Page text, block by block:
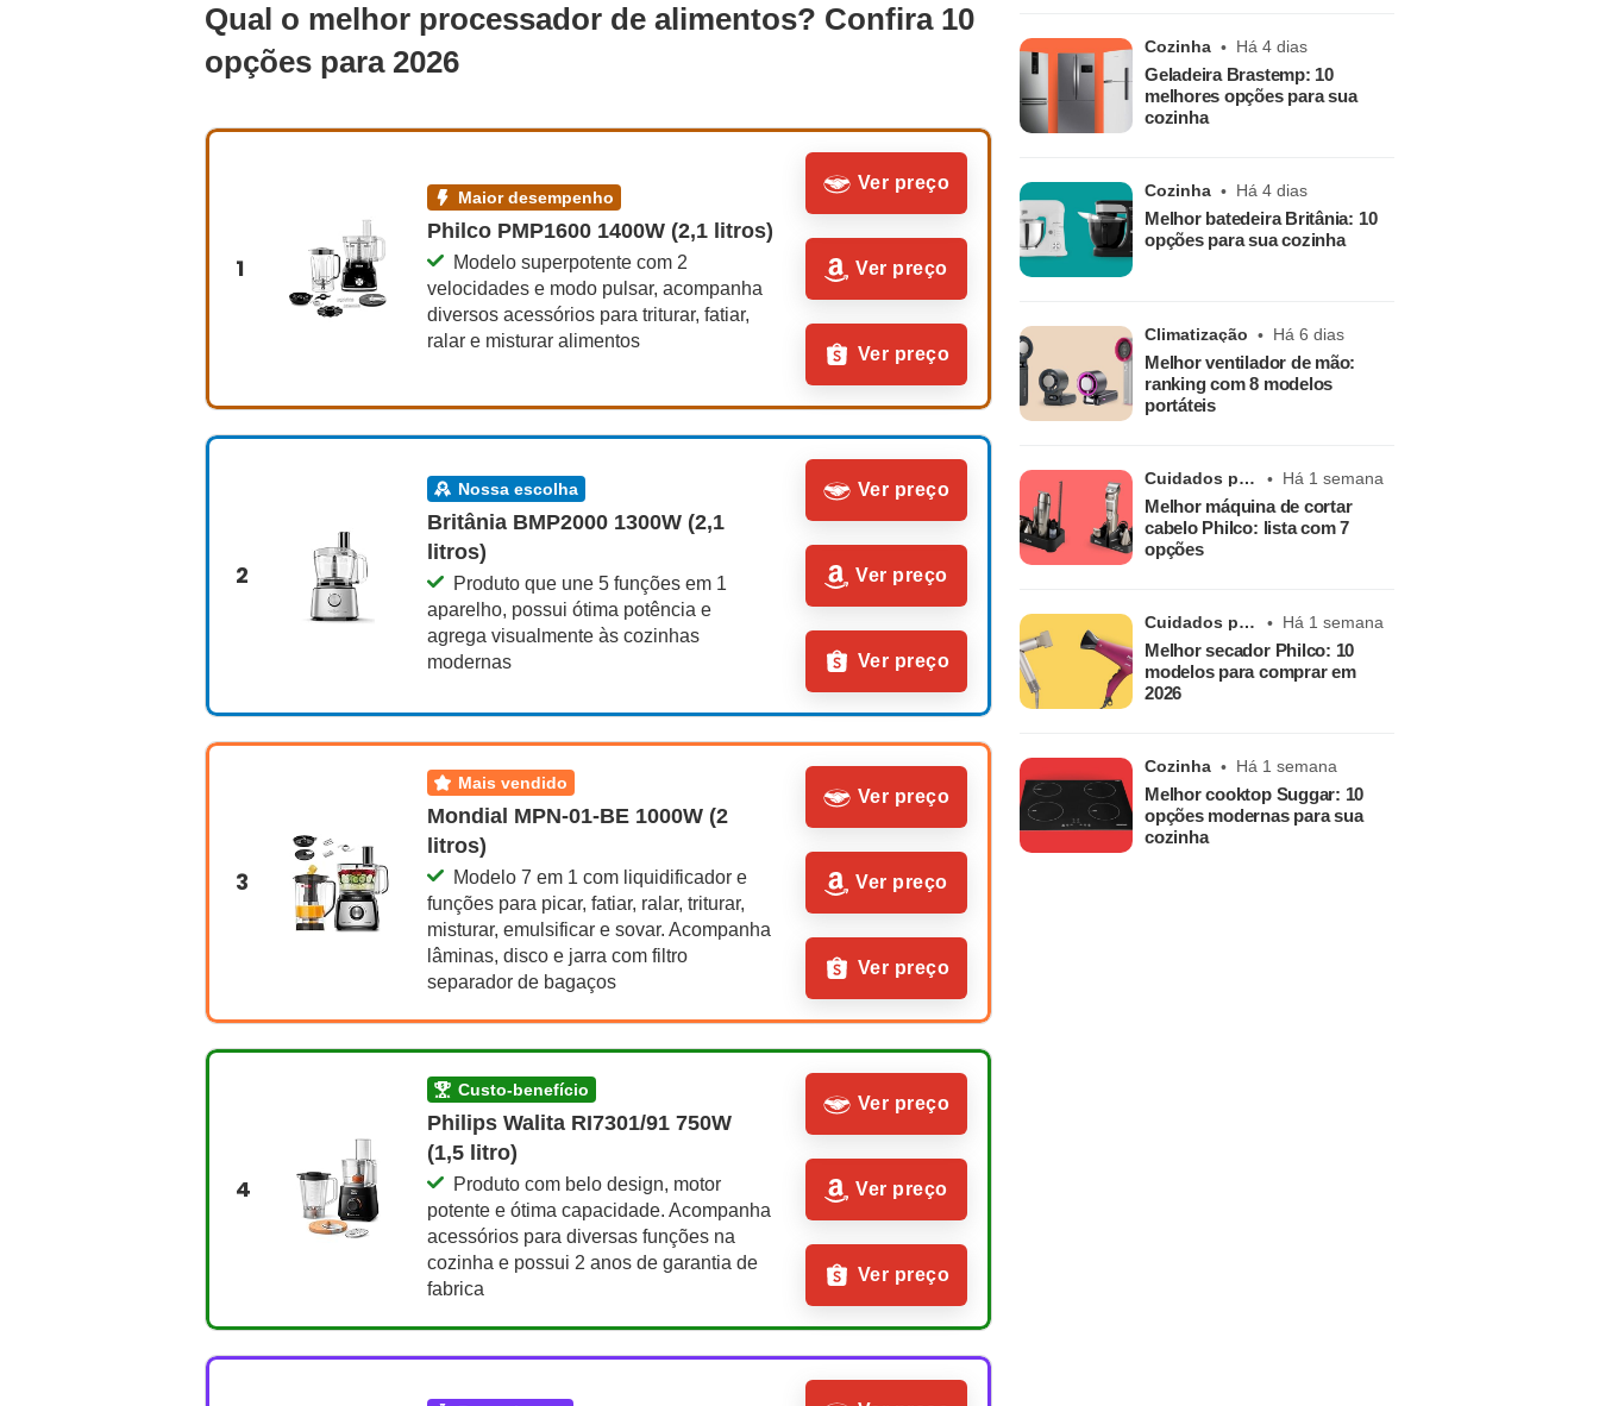
Qual o melhor processador de alimentos? Confira 10
opções para 2026
1
maior desempenho
Philco PMP1600 1400W (2,1 litros)
Modelo superpotente com 2
velocidades e modo pulsar, acompanha
diversos acessórios para triturar, fatiar,
ralar e misturar alimentos
Ver preço
Ver preço
Ver preço
2
nossa escolha
Britânia BMP2000 1300W (2,1
litros)
Produto que une 5 funções em 1
aparelho, possui ótima potência e
agrega visualmente às cozinhas
modernas
Ver preço
Ver preço
Ver preço
3
mais vendido
Mondial MPN-01-BE 1000W (2
litros)
Modelo 7 em 1 com liquidificador e
funções para picar, fatiar, ralar, triturar,
misturar, emulsificar e sovar. Acompanha
lâminas, disco e jarra com filtro
separador de bagaços
Ver preço
Ver preço
Ver preço
4
custo-benefício
Philips Walita RI7301/91 750W
(1,5 litro)
Produto com belo design, motor
potente e ótima capacidade. Acompanha
acessórios para diversas funções na
cozinha e possui 2 anos de garantia de
fabrica
Ver preço
Ver preço
Ver preço
Cozinha Há 4 dias
Geladeira Brastemp: 10
melhores opções para sua
cozinha
Cozinha Há 4 dias
Melhor batedeira Britânia: 10
opções para sua cozinha
Climatização Há 6 dias
Melhor ventilador de mão:
ranking com 8 modelos
portáteis
Cuidados pessoais Há 1 semana
Melhor máquina de cortar
cabelo Philco: lista com 7
opções
Cuidados pessoais Há 1 semana
Melhor secador Philco: 10
modelos para comprar em
2026
Cozinha Há 1 semana
Melhor cooktop Suggar: 10
opções modernas para sua
cozinha